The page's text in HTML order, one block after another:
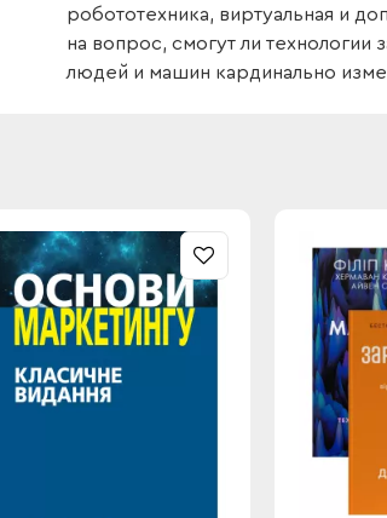
робототехника, виртуальная и
на вопрос, смогут ли
людей и машин кардинально